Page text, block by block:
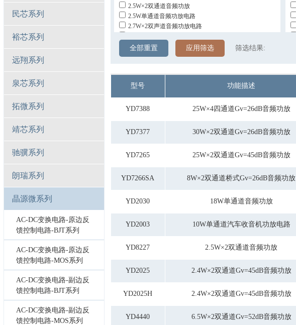
民芯系列
裕芯系列
远翔系列
泉芯系列
拓微系列
靖芯系列
驰骥系列
朗瑞系列
晶源微系列
AC-DC变换电路-原边反
馈控制电路-BJT系列
AC-DC变换电路-原边反
馈控制电路-MOS系列
AC-DC变换电路-副边反
馈控制电路-BJT系列
AC-DC变换电路-副边反
馈控制电路-MOS系列
2.5W×2双通道音频功放
2.5W单通道音频功放电路
2.7W×2双声道音频功放电路
25W×4四通道Gv=26dB音频功放
30W×2双通道Gv=26dB音频功放
6.5W×2双通道Gv=52dB音频功放
6W×2双通道Gv=20dB音频功放
8W×2双通道桥式Gv=26dB音频功放
9W×2双声道音频功放电路
全部重置 应用筛选 筛选结果:
型号 功能描述
YD7388 25W×4四通道Gv=26dB音频功放
YD7377 30W×2双通道Gv=26dB音频功放
YD7265 25W×2双通道Gv=45dB音频功放
YD7266SA 8W×2双通道桥式Gv=26dB音频功放
YD2030 18W单通道音频功放
YD2003 10W单通道汽车收音机功放电路
YD8227 2.5W×2双通道音频功放
YD2025 2.4W×2双通道Gv=45dB音频功放
YD2025H 2.4W×2双通道Gv=45dB音频功放
YD4440 6.5W×2双通道Gv=52dB音频功放